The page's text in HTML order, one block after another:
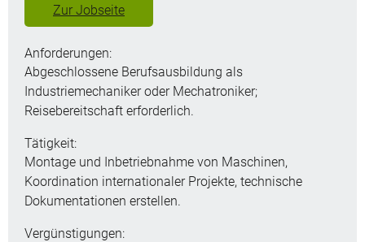
Zur Jobseite
Anforderungen:
Abgeschlossene Berufsausbildung als
Industriemechaniker oder Mechatroniker;
Reisebereitschaft erforderlich.
Tätigkeit:
Montage und Inbetriebnahme von Maschinen,
Koordination internationaler Projekte, technische
Dokumentationen erstellen.
Vergünstigungen: